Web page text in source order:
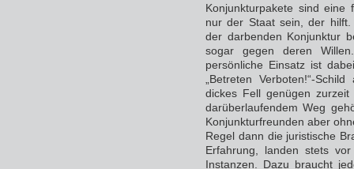
Konjunkturpakete sind
nur der Staat sein, der
der darbenden Konjunktur
sogar gegen deren
persönliche Einsatz ist
„Betreten Verboten!“-
dickes Fell genügen
darüberlaufendem Weg
Konjunkturfreunden aber
Regel dann die juristische
Erfahrung, landen stets
Instanzen. Dazu braucht